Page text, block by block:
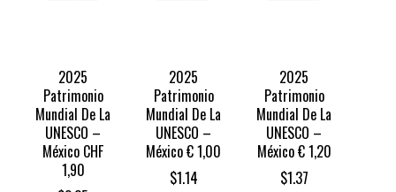
2025
Patrimonio
Mundial De La
UNESCO –
México CHF
1,90
2025
Patrimonio
Mundial De La
UNESCO –
México € 1,00
$1.14
2025
Patrimonio
Mundial De La
UNESCO –
México € 1,20
$1.37